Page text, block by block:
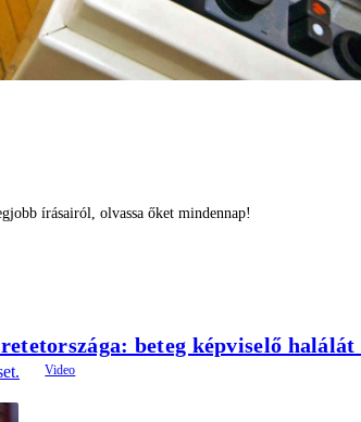
írásairól, olvassa őket mindennap!
beteg képviselő